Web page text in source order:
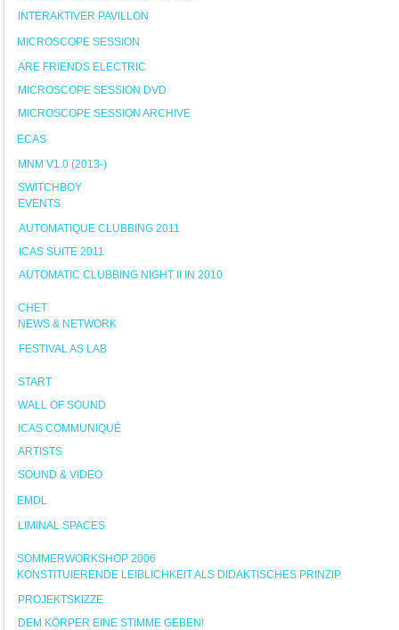
INTERAKTIVER PAVILLON
MICROSCOPE SESSION
ARE FRIENDS ELECTRIC
MICROSCOPE SESSION DVD
MICROSCOPE SESSION ARCHIVE
ECAS
MNM V1.0 (2013-)
SWITCHBOY
EVENTS
AUTOMATIQUE CLUBBING 2011
ICAS SUITE 2011
AUTOMATIC CLUBBING NIGHT II IN 2010
CHET
NEWS & NETWORK
FESTIVAL AS LAB
START
WALL OF SOUND
ICAS COMMUNIQUÉ
ARTISTS
SOUND & VIDEO
EMDL
LIMINAL SPACES
SOMMERWORKSHOP 2006
KONSTITUIERENDE LEIBLICHKEIT ALS DIDAKTISCHES PRINZIP
PROJEKTSKIZZE
DEM KÖRPER EINE STIMME GEBEN!